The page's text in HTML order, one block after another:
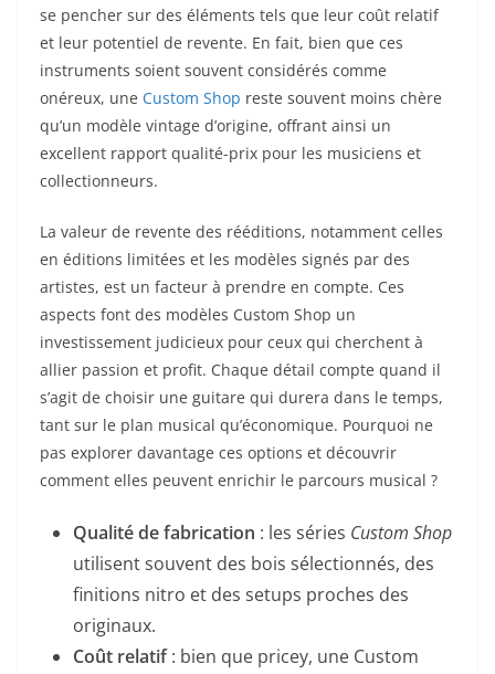
se pencher sur des éléments tels que leur coût relatif
et leur potentiel de revente. En fait, bien que ces
instruments soient souvent considérés comme
onéreux, une Custom Shop reste souvent moins chère
qu’un modèle vintage d’origine, offrant ainsi un
excellent rapport qualité-prix pour les musiciens et
collectionneurs.
La valeur de revente des rééditions, notamment celles
en éditions limitées et les modèles signés par des
artistes, est un facteur à prendre en compte. Ces
aspects font des modèles Custom Shop un
investissement judicieux pour ceux qui cherchent à
allier passion et profit. Chaque détail compte quand il
s’agit de choisir une guitare qui durera dans le temps,
tant sur le plan musical qu’économique. Pourquoi ne
pas explorer davantage ces options et découvrir
comment elles peuvent enrichir le parcours musical ?
Qualité de fabrication : les séries Custom Shop
utilisent souvent des bois sélectionnés, des
finitions nitro et des setups proches des
originaux.
Coût relatif: bien que pricey, une Custom